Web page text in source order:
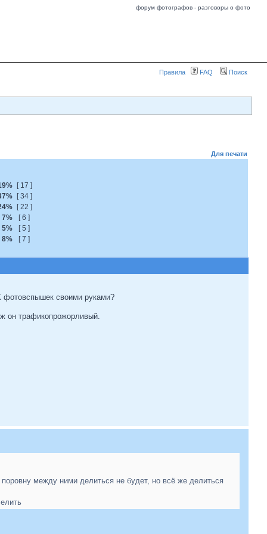
форум фотографов - разговоры о фото
Правила FAQ Поиск
Для печати
[ 17 ]
[ 34 ]
[ 22 ]
7%
[ 6 ]
5%
[ 5 ]
8%
[ 7 ]
своими руками?
он трафикопрожорливый.
между ними делиться не будет, но всё же делиться